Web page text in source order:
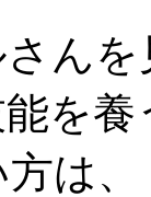
んを
を
は